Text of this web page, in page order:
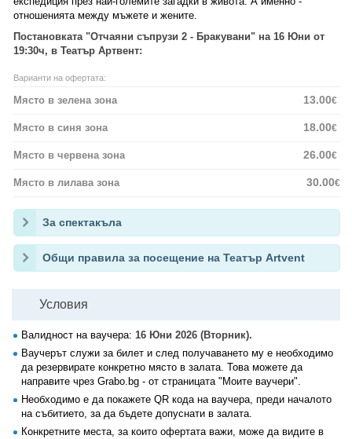
отношенията между мъжете и жените.
Постановката "Отчаяни съпрузи 2 - Бракувани" на 16 Юни от
19:30ч, в Театър Артвент:
Варианти на офертата:
Място в зелена зона 13.00€
Място в синя зона 18.00€
Място в червена зона 26.00€
Място в лилава зона 30.00€
За спектакъла
Общи правила за посещение на Театър Artvent
Условия
Валидност на ваучера: 16 Юни 2026 (Вторник).
Ваучерът служи за билет и след получаването му е необходимо
да резервирате конкретно място в залата. Това можете да
направите чрез Grabo.bg - от страницата "Моите ваучери".
Необходимо е да покажете QR кода на ваучера, преди началото
на събитието, за да бъдете допуснати в залата.
Конкретните места, за които офертата важи, може да видите в